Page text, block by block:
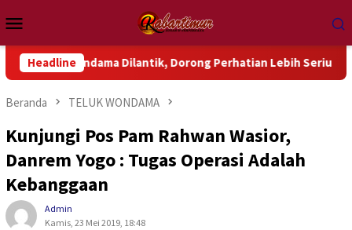
ke
kontenMobile
Headline
Wondama Dilantik, Dorong Perhatian Lebih Serius Terhadap Isu
Beranda TELUK WONDAMA
Kunjungi Pos Pam Rahwan Wasior,
Danrem Yogo : Tugas Operasi Adalah
Kebanggaan
Admin
Kamis, 23 Mei 2019, 18:48